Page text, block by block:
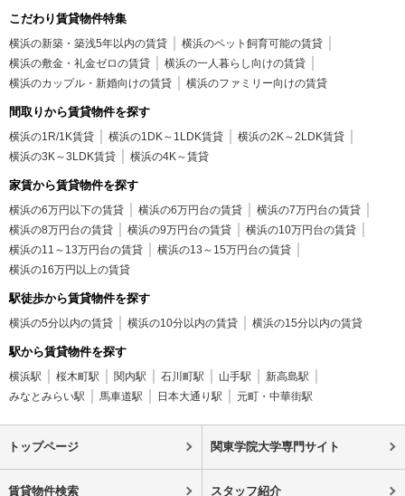
こだわり賃貸物件特集
横浜の新築・築浅5年以内の賃貸
横浜のペット飼育可能の賃貸
横浜の敷金・礼金ゼロの賃貸
横浜の一人暮らし向けの賃貸
横浜のカップル・新婚向けの賃貸
横浜のファミリー向けの賃貸
間取りから賃貸物件を探す
横浜の1R/1K賃貸 横浜の1DK～1LDK賃貸
横浜の2K～2LDK賃貸
横浜の3K～3LDK賃貸
横浜の4K～賃貸
家賃から賃貸物件を探す
横浜の6万円以下の賃貸 横浜の6万円台の賃貸
横浜の7万円台の賃貸
横浜の8万円台の賃貸
横浜の9万円台の賃貸
横浜の10万円台の賃貸
横浜の11～13万円台の賃貸
横浜の13～15万円台の賃貸
横浜の16万円以上の賃貸
駅徒歩から賃貸物件を探す
横浜の5分以内の賃貸 横浜の10分以内の賃貸 横浜の15分以内の賃貸
駅から賃貸物件を探す
横浜駅 桜木町駅 関内駅 石川町駅 山手駅
新高島駅
みなとみらい駅
馬車道駅 日本大通り駅 元町・中華街駅
トップページ 関東学院大学専門サイト
賃貸物件検索 スタッフ紹介